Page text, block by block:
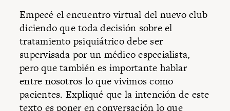
Empecé el encuentro virtual del nuevo club
diciendo que toda decisión sobre el
tratamiento psiquiátrico debe ser
supervisada por un médico especialista,
pero que también es importante hablar
entre nosotros lo que vivimos como
pacientes. Expliqué que la intención de este
texto es poner en conversación lo que